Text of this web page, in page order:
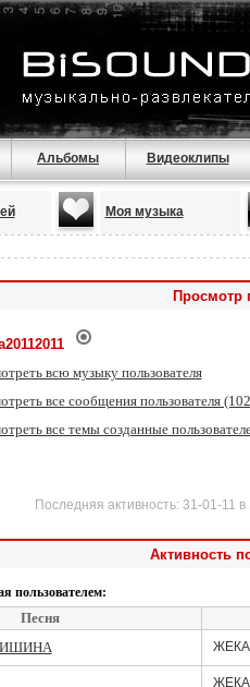
Альбомы Видеоклипы
Моя музыка
Просмотр
всю музыку пользователя
все сообщения пользователя
все темы созданные
Последняя активность: 31-01-11 в
Активность
пользователем:
Песня
ЖЕКА
ЖЕКА